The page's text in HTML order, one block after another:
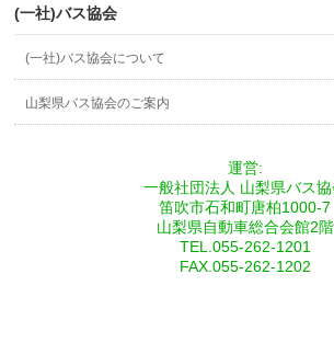
(一社)バス協会
(一社)バス協会について
山梨県バス協会のご案内
運営:
一般社団法人 山梨県バス
笛吹市石和町唐柏1000-7
山梨県自動車総合会館2階
TEL.055-262-1201
FAX.055-262-1202